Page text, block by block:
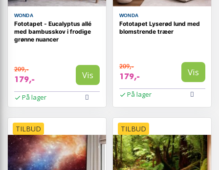
WONDA
Fototapet - Eucalyptus allé
med bambusskov i frodige
grønne nuancer
209,-
179,- Vis
På lager
WONDA
Fototapet Lyserød lund med
blomstrende træer
209,-
179,- Vis
På lager
TILBUD TILBUD